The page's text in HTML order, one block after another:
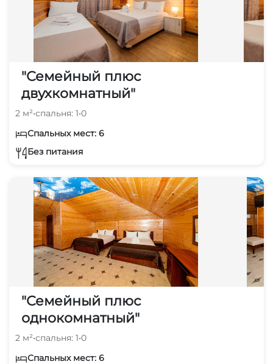
"Семейный плюс
двухкомнатный"
2 м²•спальня: 1•0
Спальных мест: 6
Без питания
"Семейный плюс
однокомнатный"
2 м²•спальня: 1•0
Спальных мест: 6